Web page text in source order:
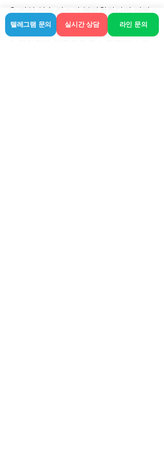
O. 만약 약속 장소가 불명확하다면 어떻
게 하죠?
텔레그램 문의 실시간 상담 라인 문의